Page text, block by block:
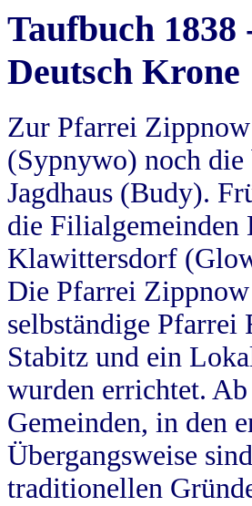
Taufbuch
Deutsch Krone
Zur Pfarrei
(Sypnywo) noch
Jagdhaus (Budy).
die Filialgemeinden
Klawittersdorf
Die Pfarrei
selbständige
Stabitz und ein
wurden errichtet.
Gemeinden, in den
Übergangsweise
traditionellen